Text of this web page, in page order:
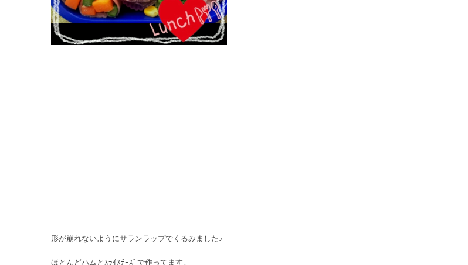
形が崩れないようにサランラップでくるみました♪
ほとんどハムとｽﾗｲｽﾁｰｽﾞで作ってます。